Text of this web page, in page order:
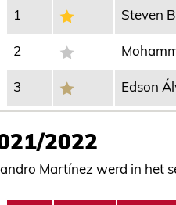
1 Steven
2
3 Edson
2022
Martínez werd in het